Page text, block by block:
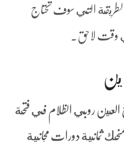
التي سوف تحتاج
وقت لاحق.
العين روبي الظلام في فتحة
ثمانية دورات مجانية